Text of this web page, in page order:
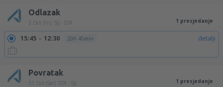
Odlazak
2 Oct (Fri) SJJ - STR 1 presjedanje
15:45 12:30 20h 45min detalji
Povratak
31 Oct (Sat) STR - SJJ 1 presjedanje